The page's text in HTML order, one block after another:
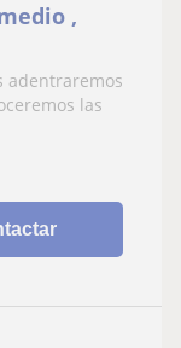
,
adentraremos
las